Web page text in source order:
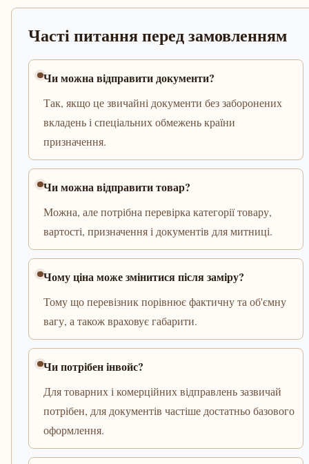
Часті питання перед замовленням
Чи можна відправити документи?
Так, якщо це звичайні документи без заборонених
вкладень і спеціальних обмежень країни
призначення.
Чи можна відправити товар?
Можна, але потрібна перевірка категорії товару,
вартості, призначення і документів для митниці.
Чому ціна може змінитися після заміру?
Тому що перевізник порівнює фактичну та об'ємну
вагу, а також враховує габарити.
Чи потрібен інвойс?
Для товарних і комерційних відправлень зазвичай
потрібен, для документів частіше достатньо базового
оформлення.